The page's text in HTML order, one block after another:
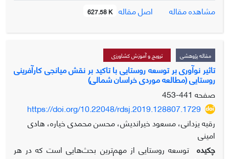
عنوان نمونه تعیین شد. نمونه­ها با روش نمونه­گیری تصادفی
طبقه‌ای با انتساب متناسب انتخاب شدند. ابزار جمع‌آوری داده‌ها
پرسشنامه محقق ساخته بود که روایی آن توسط متخصصان و
پایایی آن با محاسبه آلفای کرونباخ تأیید شد. نتایج مقایسه
وضعیت پنج سال پیش (قبل از رونق گردشگری) دو گروه روستاها
نشان داد در مؤلفه­های سرمایه اجتماعی، توجه به آداب و رسوم
محلی، تمایل به زندگی در روستا، اشتغال و آگاهی زیست محیطی
بین دو گروه روستاهای غیرگردشگرپذیر و گردشگرپذیر تفاوت
معنی‌داری وجود دارد، به‌طوری‌که در روستاهای گردشگر پذیر این
مؤلفه­ها از میانگین بالاتری برخوردار بوده است. هم‌چنین نتایج
مقایسه وضعیت فعلی دو گروه روستاها نشان داد تنها در
مؤلفه‌های تخلف‌های اجتماعی و آگاهی زیست محیطی بین دو
گروه روستاهای غیرگردشگرپذیر و گردشگرپذیر تفاوت معنی‌داری
مشاهده مقاله
اصل مقاله 627.58 K
مقاله پژوهشی ترویج و آموزش کشاورزی
تاثیر نوآوری بر توسعه روستایی با تاکید بر نقش میانجی کارآفرینی
روستایی (مطالعه موردی خراسان شمالی)
صفحه 441-453
https://doi.org/10.22048/rdsj.2019.128807.1729
رقیه یزدانی، مسعود خیراندیش، محسن محمدی خیاره، هادی
امینی
چکیده توسعه روستایی از مهم‌ترین بحث‌هایی است که در هر